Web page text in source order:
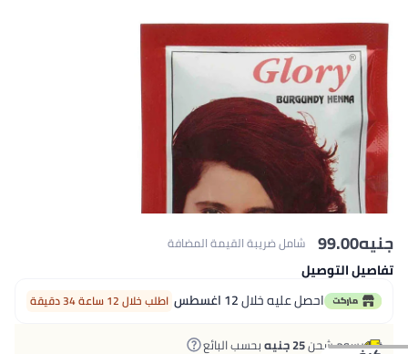
جنيه99.00 شامل ضريبة القيمة المضافة
تفاصيل التوصيل
احصل عليه خلال12 اغسطس اطلب خلال 12 ساعة 34 دقيقة
رسوم شحن25 جنيه بحسب البائع